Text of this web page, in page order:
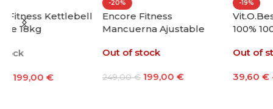
Encore Fitness
Mancuerna Ajustable
Out of stock
249,00€
Vit.O.Best Whey Protein
100% 1000g
Out of stock
39,60 €